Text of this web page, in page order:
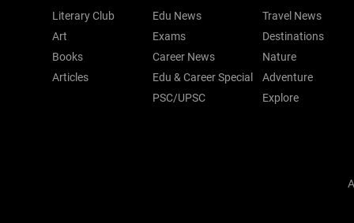
Literary Club
Art
Books
Articles
Edu News
Exams
Career News
Edu & Career Special
PSC/UPSC
Travel News
Destinations
Nature
Adventure
Explore